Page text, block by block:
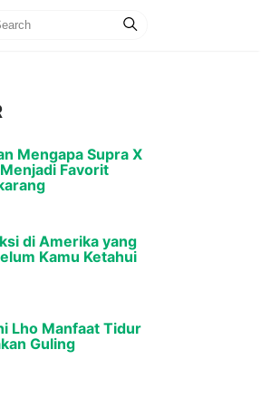
Mengapa Supra X
Favorit
di Amerika yang
Kamu Ketahui
Lho Manfaat Tidur
Guling